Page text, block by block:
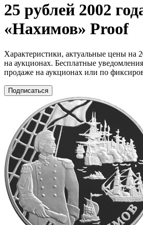
25 рублей 2002
«Нахимов» Proof
Характеристики, актуальные цены на
на аукционах. Бесплатные
продаже на аукционах или по
Подписаться